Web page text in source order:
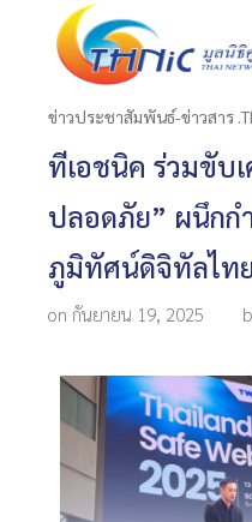
ข่าวประชาสัมพันธ์-ข่าวสาร
ทีเอชนิค ร่วมขับ
ปลอดภัย” ผนึกก
ภูมิทัศน์ดิจิทัลไท
on กันยายน 19, 2025